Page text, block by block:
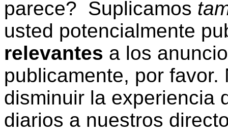
parece? Suplicamos
usted potencialmente
relevantes a los
publicamente, por
disminuir la experiencia
diarios a nuestros